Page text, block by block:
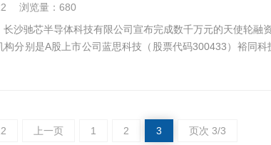
浏览量：680
沙驰芯半导体科技有限公司宣布完成数千万元的天使轮融
构分别是A股上市公司蓝思科技（股票代码300433）裕同
上一页 1 2 3 页次 3/3